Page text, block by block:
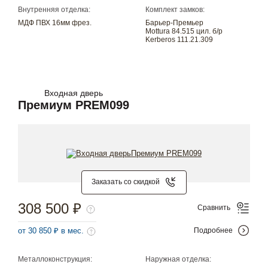
Внутренняя отделка:
МДФ ПВХ 16мм фрез.
Комплект замков:
Барьер-Премьер
Mottura 84.515 цил. б/р
Kerberos 111.21.309
Входная дверь
Премиум PREM099
Заказать со скидкой
Металлоконструкция:
Наружная отделка:
308 500 ₽
от 30 850 ₽ в мес.
Сравнить
Подробнее